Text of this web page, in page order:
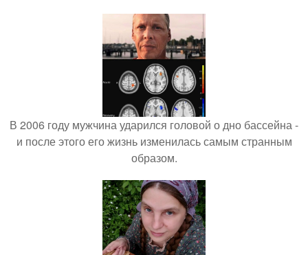
В 2006 году мужчина ударился головой о дно бассейна -
и после этого его жизнь изменилась самым странным
образом.